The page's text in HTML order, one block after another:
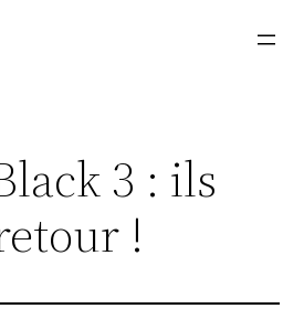
3 : ils
!